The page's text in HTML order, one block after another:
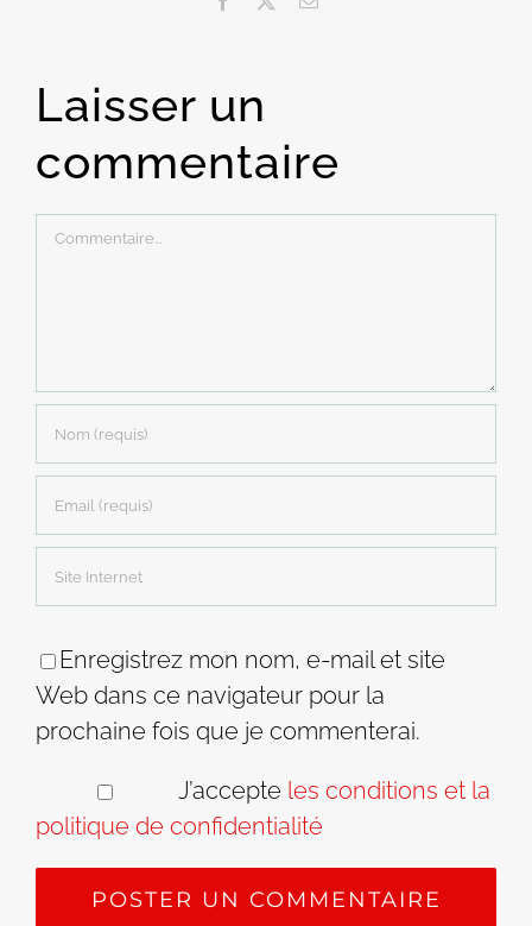
Laisser un
commentaire
Commentaire
Enregistrez mon nom, e-mail et site
Web dans ce navigateur pour la
prochaine fois que je commenterai.
J’accepte les conditions et la
politique de confidentialité